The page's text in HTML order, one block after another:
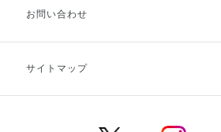
お支払方法
キャンセル・返品・交換
お問い合わせ
サイトマップ